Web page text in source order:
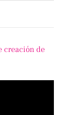
creación de